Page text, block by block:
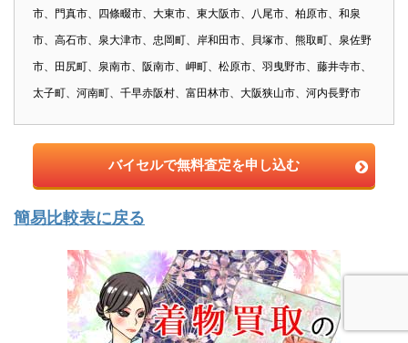
市、門真市、四條畷市、大東市、東大阪市、八尾市、柏原市、和泉
市、高石市、泉大津市、忠岡町、岸和田市、貝塚市、熊取町、泉佐野
市、田尻町、泉南市、阪南市、岬町、松原市、羽曳野市、藤井寺市、
太子町、河南町、千早赤阪村、富田林市、大阪狭山市、河内長野市
バイセルで無料査定を申し込む
簡易比較表に戻る